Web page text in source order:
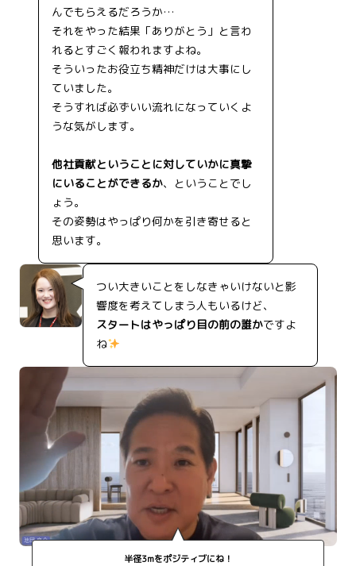
んでもらえるだろうか…
それをやった結果「ありがとう」と言わ
れるとすごく報われますよね。
そういったお役立ち精神だけは大事にし
ていました。
そうすれば必ずいい流れになっていくよ
うな気がします。
他社貢献ということに対していかに真摯
にいることができるか、ということでし
ょう。
その姿勢はやっぱり何かを引き寄せると
思います。
つい大きいことをしなきゃいけないと影
響度を考えてしまう人もいるけど、
スタートはやっぱり目の前の誰かですよ
ね
半径3mをポジティブにね！